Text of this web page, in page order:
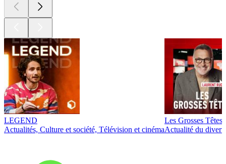
LEGEND
Actualités, Culture et société, Télévision et cinéma
Les Grosses Têtes
Actualité du